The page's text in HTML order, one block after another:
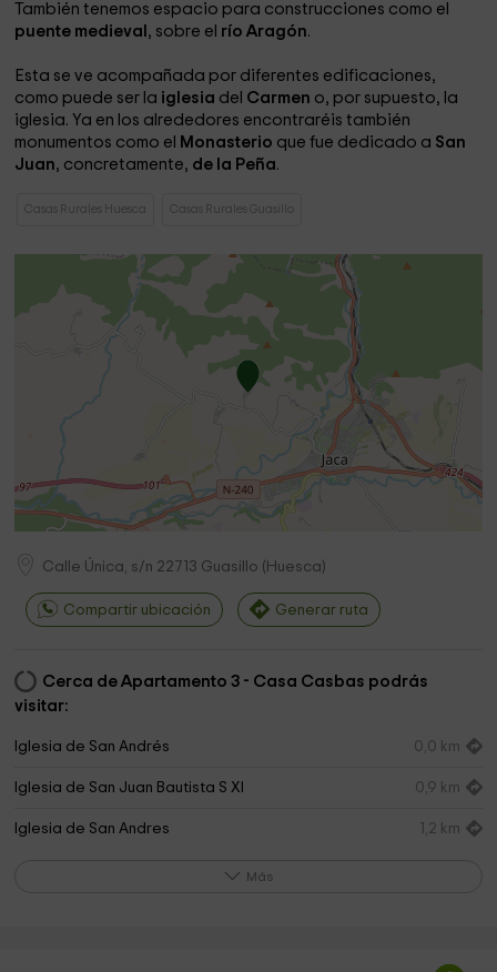
También tenemos espacio para construcciones como el
puente medieval , sobre el río Aragón.
Esta se ve acompañada por diferentes edificaciones,
como puede ser la iglesia del Carmen o, por supuesto, la
iglesia. Ya en los alrededores encontraréis también
monumentos como el
Monasterio que fue dedicado a San
Juan, concretamente, de la Peña.
Casas Rurales Huesca Casas Rurales Guasillo
Calle Única, s/n 22713 Guasillo ( Huesca)
Compartir ubicación Generar ruta
Cerca de Apartamento 3 - Casa Casbas podrás
visitar:
Iglesia de San Andrés 0,0 km
Iglesia de San Juan Bautista S XI 0,9 km
Iglesia de San Andres 1,2 km
Más